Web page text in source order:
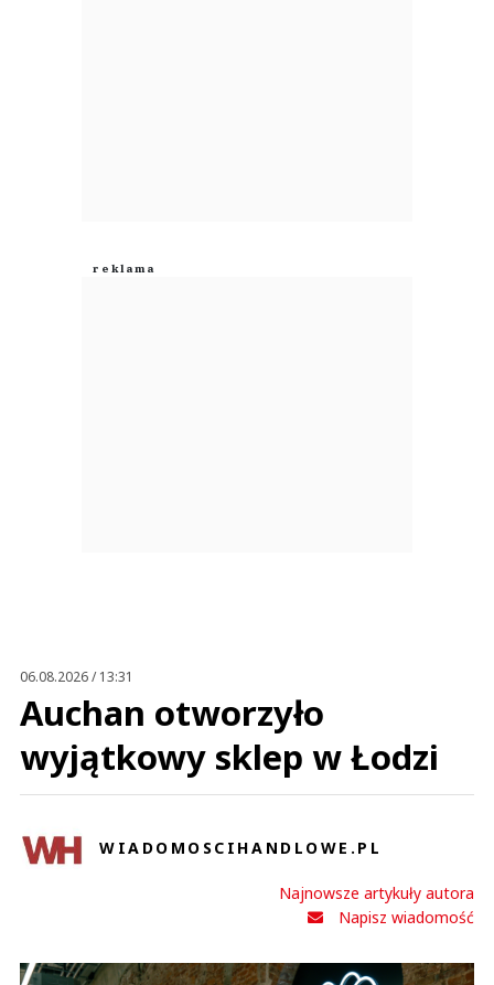
06.08.2026 / 13:31
Auchan otworzyło
wyjątkowy sklep w Łodzi
WIADOMOSCIHANDLOWE.PL
Najnowsze artykuły autora
Napisz wiadomość